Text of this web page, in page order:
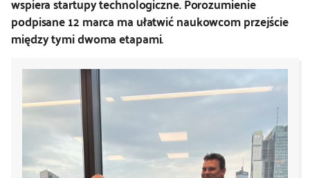
efekty NCN
współpraca międzynarodowa
nagroda NCN
i
JS
podpisane 12 marca ma ułatwić naukowcom przejście
między tymi dwoma etapami.